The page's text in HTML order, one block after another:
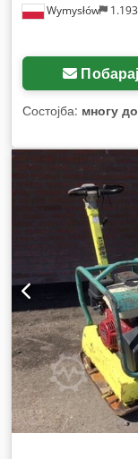
Wymysłów
Состојба: многу